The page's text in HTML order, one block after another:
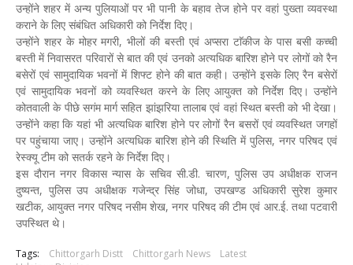
उन्होंने शहर में अन्य पुलियाओं पर भी पानी के बहाव तेज होने पर वहां पुख्ता व्यवस्था
कराने के लिए संबंधित अधिकारी को निर्देश दिए।
उन्होंने शहर के मोहर मगरी, भीलों की बस्ती एवं अप्सरा टाॅकीज के पास बसी कच्ची
बस्ती में निवासरत परिवारों से बात की एवं उनको अत्यधिक बारिश होने पर लोगों को रैन
बसेरों एवं सामुदायिक भवनों में शिफ्ट होने की बात कही। उन्होंने इसके लिए रैन बसेरों
एवं सामुदायिक भवनों को व्यवस्थित करने के लिए आयुक्त को निर्देश दिए। उन्होंने
कोतवाली के पीछे सगंम मार्ग सहित झांझरिया तालाब एवं वहां स्थित बस्ती को भी देखा।
उन्होंने कहा कि यहां भी अत्यधिक बारिश होने पर लोगों रैन बसरों एवं व्यवस्थित जगहों
पर पहुंचाया जाए। उन्होंने अत्यधिक बारिश होने की स्थिति में पुलिस, नगर परिषद एवं
रेस्क्यू टीम को सतर्क रहने के निर्देश दिए।
इस दौरान नगर विकास न्यास के सचिव सी.डी. चारण, पुलिस उप अधीक्षक राजन
दुष्यन्त, पुलिस उप अधीक्षक गजेन्द्र सिंह जोधा, उपखण्ड अधिकारी सुरेश कुमार
खटीक, आयुक्त नगर परिषद नसीम शेख, नगर परिषद की टीम एवं आर.ई. तथा पटवारी
उपस्थित थे।
Tags: Chittorgarh Distt Chittorgarh News
Latest